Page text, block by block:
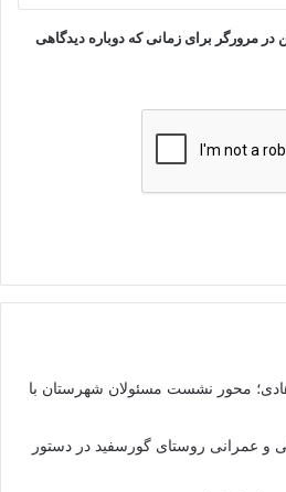
در مرورگر برای زمانی که دوباره دیدگاهی
محور نشست مسئولان شهرستان با
و عمرانی روستای گورسفید در دستور